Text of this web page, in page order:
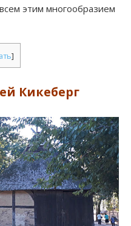
этим многообразием
]
Кикеберг